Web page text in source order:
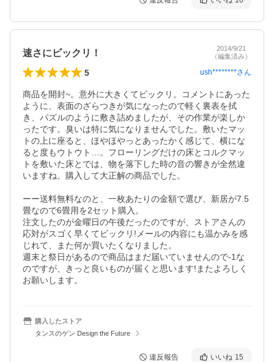
速さにビックリ！
2014/9/21
（編集済み）
5 ush********さん
商品を開封~。意外に大きくてビックリ。コメントにあった
ように、表面のざらつきが気になったので軽く裏表を拭
き、パズルのように敷き詰めましたが、その作業が楽しか
ったです。臭いは特に気になりませんでした。敷いたマッ
トの上に座ると、ほやほやっとあったかく感じて、横にな
ると度もウトウト…。フローリングだけの床とコルクマッ
トを敷いた床とでは、物を落下した時の音の響きが全然違
いますね。購入して大正解の商品でした。
ーー送料無料なのと、一枚あたりの金額で選び、新居が7.5
畳なので6畳用を2セット購入。
注文したのが金曜日の午後だったのですが、ストアさんの
応対がスゴく早くてビックリ!メールの内容にも温かみを感
じれて、また何か買いたくなりました。
週末と祭日があるので商品はまだ届いていませんので-1な
のですが、きっと良いものが届くと思います!またよろしく
お願いします。
購入したストア
タンスのゲン Design the Future
違反報告 いいね 15